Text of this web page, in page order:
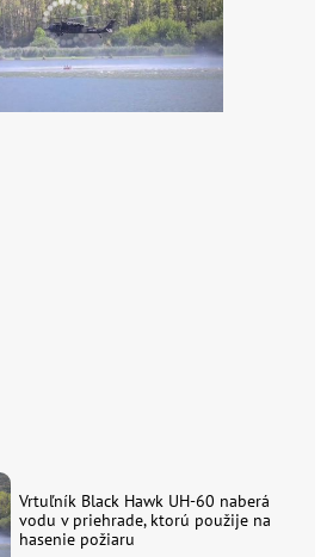
Vrtuľník Black Hawk UH-60 naberá
vodu v priehrade, ktorú použije na
hasenie požiaru